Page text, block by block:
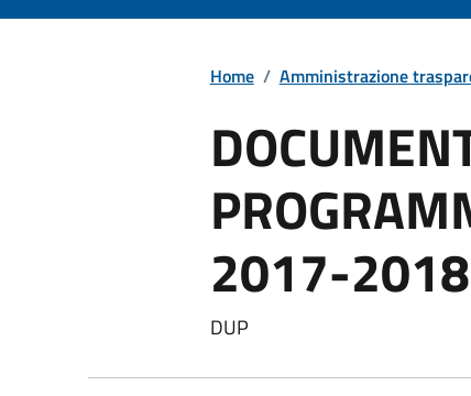
Home / Amministrazione
2017-2018
DUP